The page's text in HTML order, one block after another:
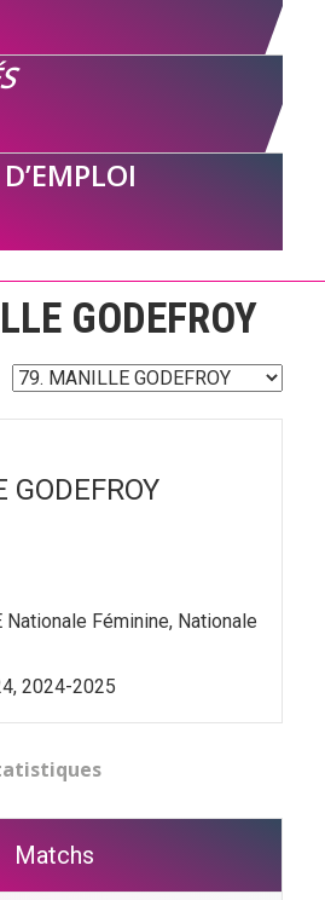
GODEFROY
GODEFROY
Nationale Féminine, Nationale
2024-2025
Matchs